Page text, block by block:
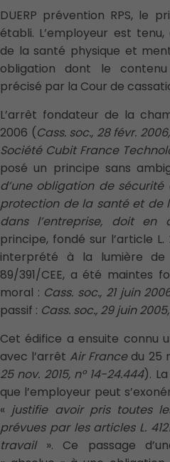
DUERP prévention RPS, le
établi. L’employeur est
de la santé physique et
obligation dont le
précisé par la Cour de
L’arrêt fondateur de la
2006 (Cass. soc., 28 févr.
Société Cubit France
posé un principe sans
d’une obligation de
protection de la santé et de
dans l’entreprise, doit en
principe, fondé sur l’article
interprété à la lumière de
89/391/CEE, a été maintes
moral : Cass. soc., 21 juin
passif : Cass. soc., 29 juin
Cet édifice a ensuite connu
avec l’arrêt Air Francedu 25
25 nov. 2015, n° 14-24.444).
que l’employeur peut
«justifie avoir pris toutes
prévues par les articles L.
travail». Ce passage